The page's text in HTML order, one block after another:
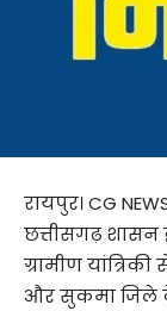
रायपुर। CG
छत्तीसगढ़ शासन
ग्रामीण
और सुकमा जिले